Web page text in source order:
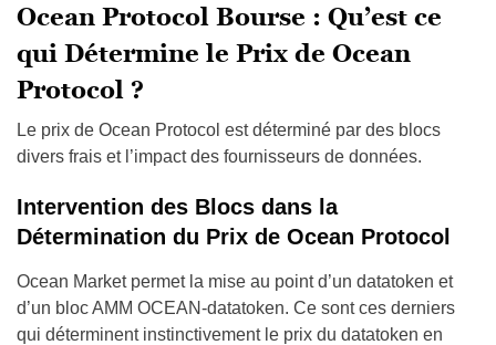
Ocean Protocol Bourse : Qu’est ce
qui Détermine le Prix de Ocean
Protocol ?
Le prix de Ocean Protocol est déterminé par des blocs
divers frais et l’impact des fournisseurs de données.
Intervention des Blocs dans la
Détermination du Prix de Ocean Protocol
Ocean Market permet la mise au point d’un datatoken et
d’un bloc AMM OCEAN-datatoken. Ce sont ces derniers
qui déterminent instinctivement le prix du datatoken en